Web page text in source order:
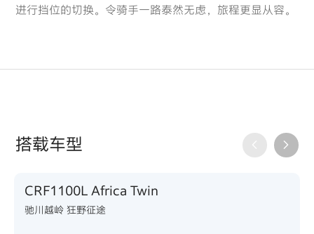
进行挡位的切换。令骑手一路泰然无虑，旅程更显从容。
搭载车型
CRF1100L Africa Twin
驰川越岭 狂野征途